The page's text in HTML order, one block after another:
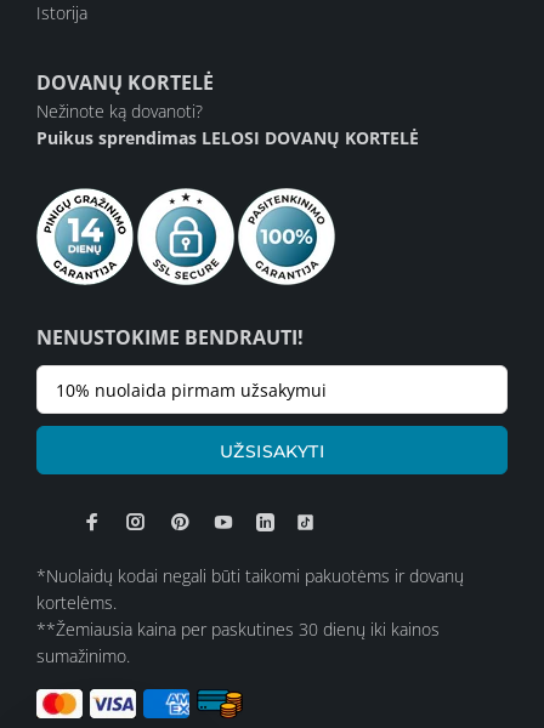
NENUSTOKIME BENDRAUTI!
UŽSISAKYTI
Istorija
DOVANŲ KORTELĖ
Nežinote ką dovanoti?
Puikus sprendimas LELOSI DOVANŲ KORTELĖ
*Nuolaidų kodai negali būti taikomi pakuotėms ir dovanų
kortelėms.
**Žemiausia kaina per paskutines 30 dienų iki kainos
sumažinimo.